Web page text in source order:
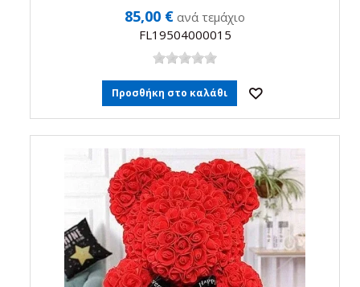
85,00 € ανά τεμάχιο
FL19504000015
Προσθήκη στο καλάθι